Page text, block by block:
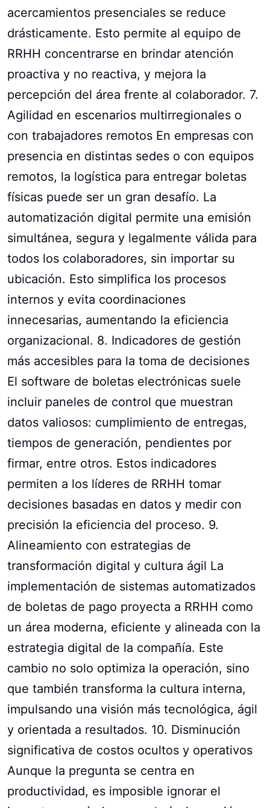
acercamientos presenciales se reduce
drásticamente. Esto permite al equipo de
RRHH concentrarse en brindar atención
proactiva y no reactiva, y mejora la
percepción del área frente al colaborador. 7.
Agilidad en escenarios multirregionales o
con trabajadores remotos En empresas con
presencia en distintas sedes o con equipos
remotos, la logística para entregar boletas
físicas puede ser un gran desafío. La
automatización digital permite una emisión
simultánea, segura y legalmente válida para
todos los colaboradores, sin importar su
ubicación. Esto simplifica los procesos
internos y evita coordinaciones
innecesarias, aumentando la eficiencia
organizacional. 8. Indicadores de gestión
más accesibles para la toma de decisiones
El software de boletas electrónicas suele
incluir paneles de control que muestran
datos valiosos: cumplimiento de entregas,
tiempos de generación, pendientes por
firmar, entre otros. Estos indicadores
permiten a los líderes de RRHH tomar
decisiones basadas en datos y medir con
precisión la eficiencia del proceso. 9.
Alineamiento con estrategias de
transformación digital y cultura ágil La
implementación de sistemas automatizados
de boletas de pago proyecta a RRHH como
un área moderna, eficiente y alineada con la
estrategia digital de la compañía. Este
cambio no solo optimiza la operación, sino
que también transforma la cultura interna,
impulsando una visión más tecnológica, ágil
y orientada a resultados. 10. Disminución
significativa de costos ocultos y operativos
Aunque la pregunta se centra en
productividad, es imposible ignorar el